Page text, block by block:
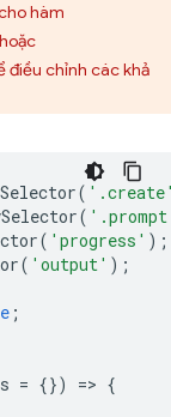
hàm
hoặc
điều chỉnh các khả
(
(
( 'progress' );
( 'output' );
;
= {}) => {